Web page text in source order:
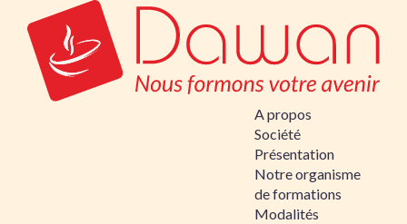
A propos
Société
Présentation
Notre organisme
de formations
Modalités